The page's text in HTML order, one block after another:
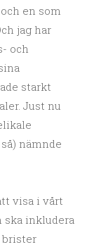
en som
jag har
och
starkt
Just nu
nämnde
visa i vårt
ska inkludera
brister